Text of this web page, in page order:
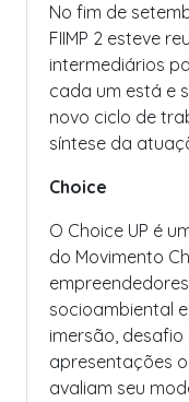
No fim de
FIIMP 2 esteve
intermediários
cada um está e
novo ciclo de
síntese da
Choice
O Choice UP é
do Movimento
socioambiental
imersão,
apresentações
avaliam seu